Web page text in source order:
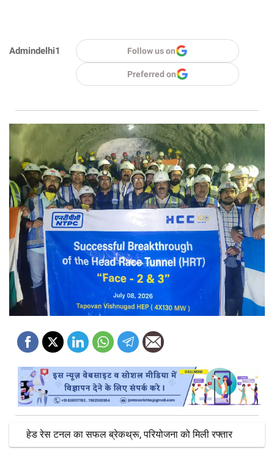
Admindelhi1 Follow us on
Preferred on
हेड रेस टनल का सफल ब्रेकथ्रू, परियोजना को मिली रफ्तार